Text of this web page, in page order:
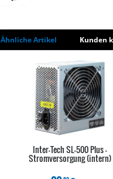
Ähnliche Artikel Kunden
Inter-Tech SL-500 Plus -
Stromversorgung (intern)